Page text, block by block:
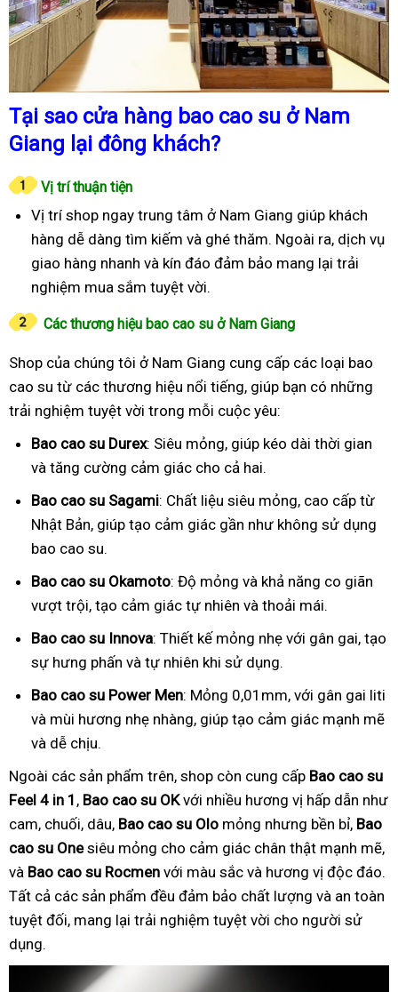
Tại sao cửa hàng bao cao su ở Nam
Giang lại đông khách?
Vị trí thuận tiện
Vị trí shop ngay trung tâm ở Nam Giang giúp khách
hàng dễ dàng tìm kiếm và ghé thăm. Ngoài ra, dịch vụ
giao hàng nhanh và kín đáo đảm bảo mang lại trải
nghiệm mua sắm tuyệt vời.
Các thương hiệu bao cao su ở Nam Giang
Shop của chúng tôi ở Nam Giang cung cấp các loại bao
cao su từ các thương hiệu nổi tiếng, giúp bạn có những
trải nghiệm tuyệt vời trong mỗi cuộc yêu:
Bao cao su Durex: Siêu mỏng, giúp kéo dài thời gian
và tăng cường cảm giác cho cả hai.
Bao cao su Sagami: Chất liệu siêu mỏng, cao cấp từ
Nhật Bản, giúp tạo cảm giác gần như không sử dụng
bao cao su.
Bao cao su Okamoto: Độ mỏng và khả năng co giãn
vượt trội, tạo cảm giác tự nhiên và thoải mái.
Bao cao su Innova: Thiết kế mỏng nhẹ với gân gai, tạo
sự hưng phấn và tự nhiên khi sử dụng.
Bao cao su Power Men: Mỏng 0,01mm, với gân gai liti
và mùi hương nhẹ nhàng, giúp tạo cảm giác mạnh mẽ
và dễ chịu.
Ngoài các sản phẩm trên, shop còn cung cấp Bao cao su
Feel 4 in 1 , Bao cao su OKvới nhiều hương vị hấp dẫn như
cam, chuối, dâu, Bao cao su Olo mỏng nhưng bền bỉ, Bao
cao su Onesiêu mỏng cho cảm giác chân thật mạnh mẽ,
và Bao cao su Rocmen với màu sắc và hương vị độc đáo.
Tất cả các sản phẩm đều đảm bảo chất lượng và an toàn
tuyệt đối, mang lại trải nghiệm tuyệt vời cho người sử
dụng.